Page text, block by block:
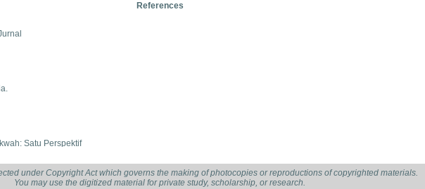
References
Satu Perspektif
under Copyright Act which governs the making of photocopies or reproductions of copyrighted materials.
You may use the digitized material for private study, scholarship, or research.